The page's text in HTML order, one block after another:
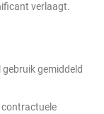
verlaagt.
gemiddeld
contractuele